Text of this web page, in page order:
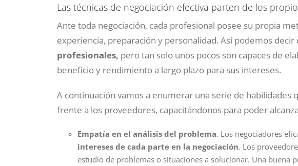
Las técnicas de negociación efectiva parten de los
Ante toda negociación, cada profesional posee su propia
experiencia, preparación y personalidad. Así podemos decir
profesionales, pero tan solo unos pocos son capaces de
beneficio y rendimiento a largo plazo para sus intereses.
A continuación vamos a enumerar una serie de
frente a los proveedores, capacitándonos para poder
Empatía en el análisis del problema. Los negociadores
intereses de cada parte en la negociación. Los
estudio de problemas o situaciones a solucionar. Una buena